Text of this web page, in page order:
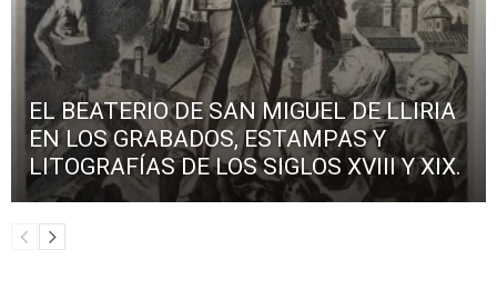
EL BEATERIO DE SAN MIGUEL DE LLIRIA
EN LOS GRABADOS, ESTAMPAS Y
LITOGRAFÍAS DE LOS SIGLOS XVIII Y XIX.